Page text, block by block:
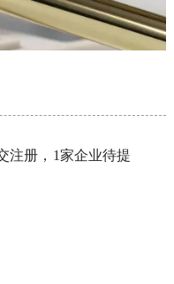
注册，1家企业待提